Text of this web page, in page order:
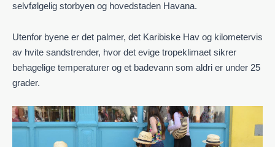
selvfølgelig storbyen og hovedstaden Havana.
Utenfor byene er det palmer, det Karibiske Hav og kilometervis
av hvite sandstrender, hvor det evige tropeklimaet sikrer
behagelige temperaturer og et badevann som aldri er under 25
grader.